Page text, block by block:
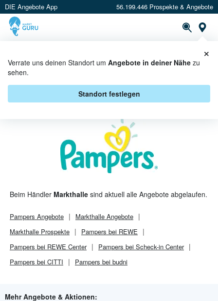
DIE Angebote App 56.199.446 Prospekte & Angebote
Verrate uns deinen Standort um Angebote in deiner Nähe zu
sehen.
Standort festlegen
×
PAMPERS BEI MARKTHALLE -
ANGEBOTE & AKTIONEN
Beim Händler Markthalle sind aktuell alle Angebote abgelaufen.
Pampers Angebote Markthalle Angebote
Markthalle Prospekte
Pampers bei REWE
Pampers bei REWE Center
Pampers bei Scheck-in Center
Pampers bei CITTI
Pampers bei budni
Mehr Angebote & Aktionen: